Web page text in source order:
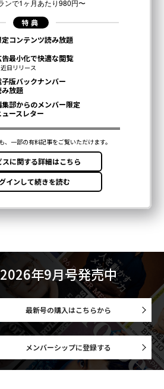
2026年9月号発売中
最新号の購入はこちらから
メンバーシップに登録する